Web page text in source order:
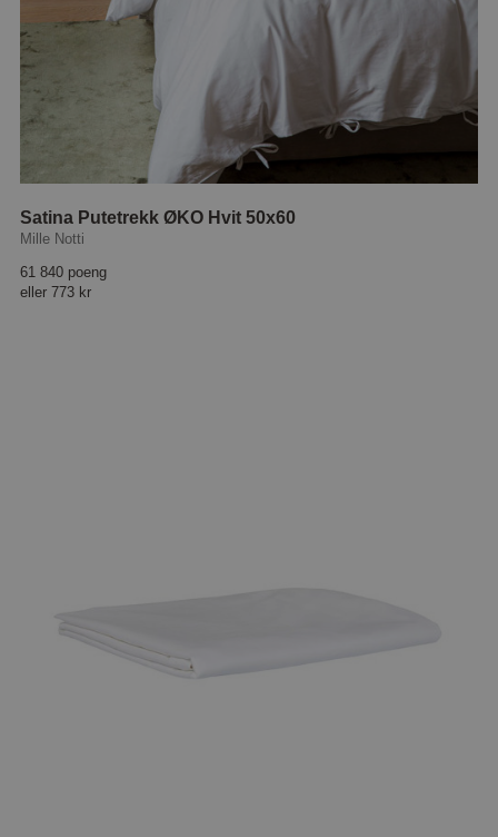
Satina Putetrekk ØKO Hvit 50x60
Mille Notti
61 840 poeng
eller 773 kr